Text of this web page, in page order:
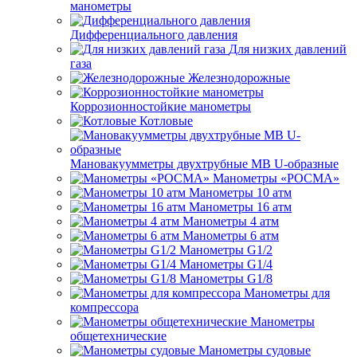
манометры
Дифференциального давления
Для низких давлений
газа
Железнодорожные
Коррозионностойкие манометры
Котловые
Мановакуумметры двухтрубные МВ U-образные
Манометры «РОСМА»
Манометры 10 атм
Манометры 16 атм
Манометры 4 атм
Манометры 6 атм
Манометры G1/2
Манометры G1/4
Манометры G1/8
Манометры для
компрессора
Манометры
общетехнические
Манометры судовые